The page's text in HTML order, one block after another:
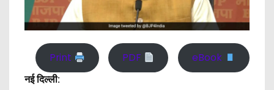
Print PDF eBook
नई दिल्ली: